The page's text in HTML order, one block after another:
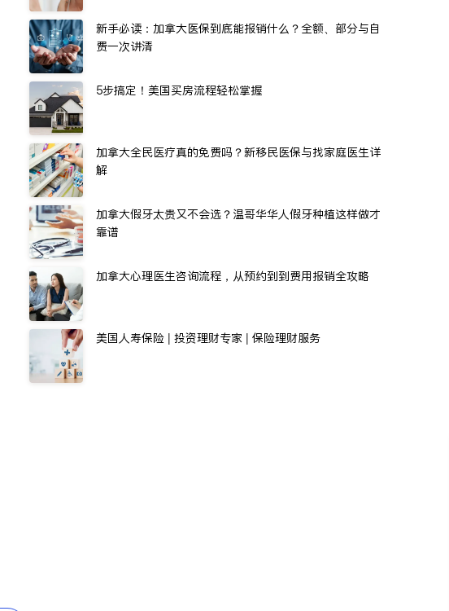
新手必读：加拿大医保到底能报销什么？全额、部分与自
费一次讲清
5步搞定！美国买房流程轻松掌握
加拿大全民医疗真的免费吗？新移民医保与找家庭医生详
解
加拿大假牙太贵又不会选？温哥华华人假牙种植这样做才
靠谱
加拿大心理医生咨询流程，从预约到到费用报销全攻略
美国人寿保险 | 投资理财专家 | 保险理财服务